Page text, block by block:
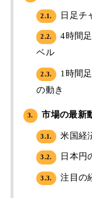
2.1. 日足チ
2.2.
4時間
ベル
2.3.
1時間
の動き
3. 市場の最新
3.1. 米国経
3.2. 日本円
3.3. 注目の